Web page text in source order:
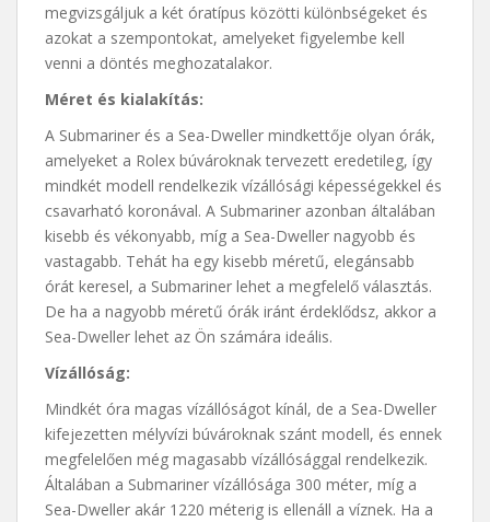
megvizsgáljuk a két óratípus közötti különbségeket és
azokat a szempontokat, amelyeket figyelembe kell
venni a döntés meghozatalakor.
Méret és kialakítás:
A Submariner és a Sea-Dweller mindkettője olyan órák,
amelyeket a Rolex búvároknak tervezett eredetileg, így
mindkét modell rendelkezik vízállósági képességekkel és
csavarható koronával. A Submariner azonban általában
kisebb és vékonyabb, míg a Sea-Dweller nagyobb és
vastagabb. Tehát ha egy kisebb méretű, elegánsabb
órát keresel, a Submariner lehet a megfelelő választás.
De ha a nagyobb méretű órák iránt érdeklődsz, akkor a
Sea-Dweller lehet az Ön számára ideális.
Vízállóság:
Mindkét óra magas vízállóságot kínál, de a Sea-Dweller
kifejezetten mélyvízi búvároknak szánt modell, és ennek
megfelelően még magasabb vízállósággal rendelkezik.
Általában a Submariner vízállósága 300 méter, míg a
Sea-Dweller akár 1220 méterig is ellenáll a víznek. Ha a